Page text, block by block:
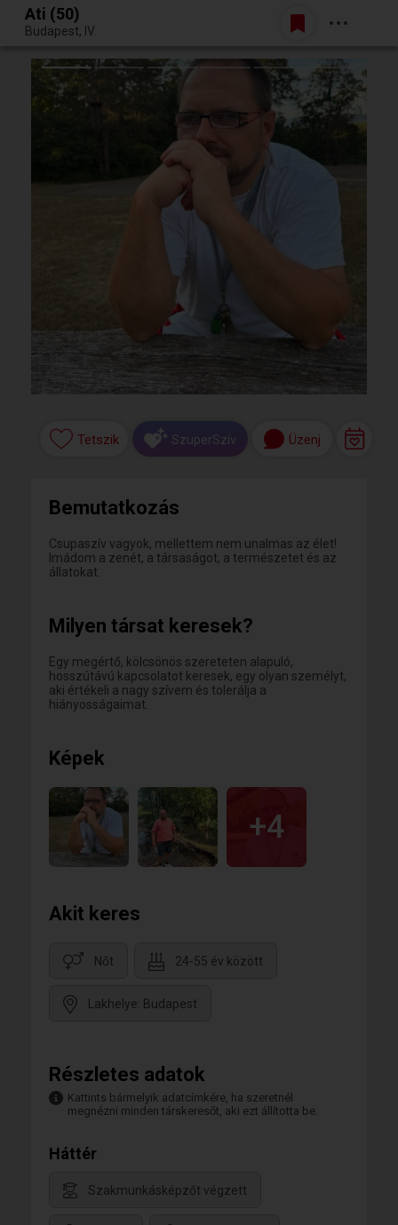
Egy jó randiból bármi lehet.
Belépés
Ati (50)
Budapest, IV.
Tetszik SzuperSzív Üzenj
Bemutatkozás
Csupaszív vagyok, mellettem nem unalmas az élet!
Imádom a zenét, a társaságot, a természetet és az
állatokat.
Milyen társat keresek?
Egy megértő, kölcsönös szereteten alapuló,
hosszútávú kapcsolatot keresek, egy olyan személyt,
aki értékeli a nagy szívem és tolerálja a
hiányosságaimat.
Képek
+4
Akit keres
Nőt 24-55 év között
Lakhelye: Budapest
Részletes adatok
Kattints bármelyik adatcímkére, ha szeretnél
megnézni minden társkeresőt, aki ezt állította be.
Háttér
Szakmunkásképzőt végzett